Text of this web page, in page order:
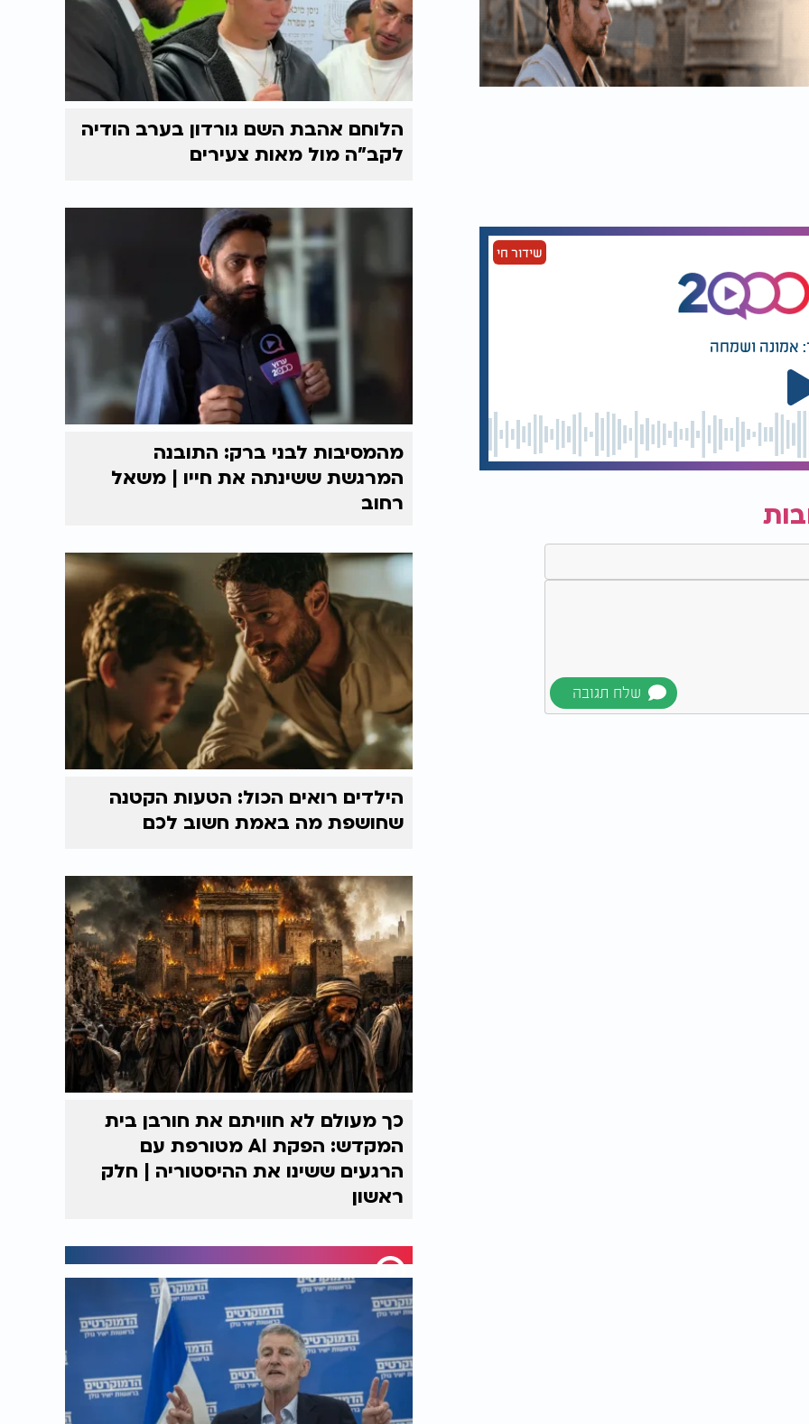
שידור חי
אמונה ושמחה
הלוחם אהבת השם גורדון בערב הודיה
לקב"ה מול מאות צעירים
מהמסיבות לבני ברק: התובנה
המרגשת ששינתה את חייו | משאל
רחוב
הילדים רואים הכול: הטעות הקטנה
שחושפת מה באמת חשוב לכם
כך מעולם לא חוויתם את חורבן בית
המקדש: הפקת AI מטורפת עם
הרגעים ששינו את ההיסטוריה | חלק
ראשון